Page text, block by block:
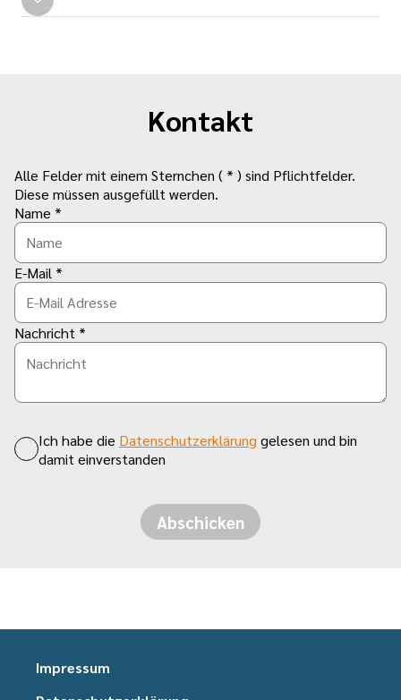
Kontakt
Alle Felder mit einem Sternchen ( * ) sind Pflichtfelder.
Diese müssen ausgefüllt werden.
Name *
E-Mail *
Nachricht *
Ich habe die Datenschutzerklärung gelesen und bin
damit einverstanden
Abschicken
Impressum